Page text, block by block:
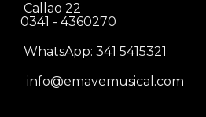
Callao 22
0341 - 4360270
WhatsApp: 341 5415321
info@emavemusical.com